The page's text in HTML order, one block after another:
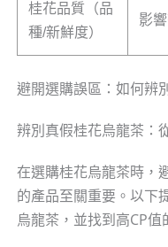
桂花品質（品
種/新鮮度）
影
避開選購誤區：如何辨
辨別真假桂花烏龍茶：
在選購桂花烏龍茶時，
的產品至關重要。以下
烏龍茶，並找到高CP值